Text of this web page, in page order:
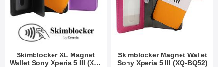
Skimblocker XL Magnet
Wallet Sony Xperia 5 III (XQ-
Skimblocker Magnet Wallet
Sony Xperia 5 III (XQ-BQ52)